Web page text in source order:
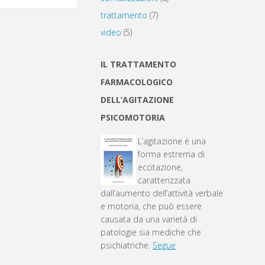
trattamento (7)
video (5)
IL TRATTAMENTO
FARMACOLOGICO
DELL’AGITAZIONE
PSICOMOTORIA
L’agitazione è una
forma estrema di
eccitazione,
caratterizzata
dall’aumento dell’attività verbale
e motoria, che può essere
causata da una varietà di
patologie sia mediche che
psichiatriche. Segue